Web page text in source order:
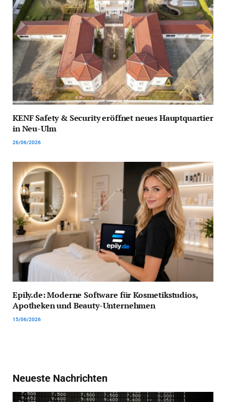
KENF Safety & Security eröffnet neues Hauptquartier
in Neu-Ulm
26/06/2026
Epily.de: Moderne Software für Kosmetikstudios,
Apotheken und Beauty-Unternehmen
15/06/2026
Neueste Nachrichten